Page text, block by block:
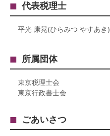
代表税理士
平光 康晃(ひらみつ やすあき)
所属団体
東京税理士会
東京行政書士会
ごあいさつ